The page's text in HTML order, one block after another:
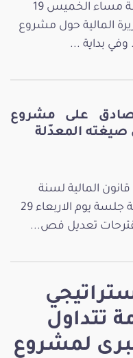
تتداول
لمشروع
عقدت لجنة المالية والميزانية جلسة مساء الخميس 19
وزيرة المالية حول مشروع
تصادق على مشروع
المالية لسنة
2024، عقدت لجنة المالية والميزانية جلسة يوم الاربعاء 29